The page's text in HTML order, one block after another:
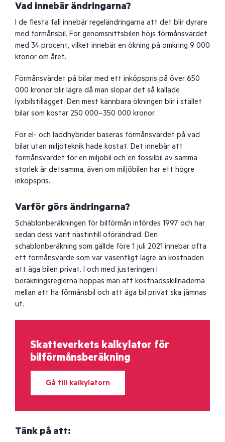
Vad innebär ändringarna?
I de flesta fall innebär regeländringarna att det blir dyrare
med förmånsbil. För genomsnittsbilen höjs förmånsvärdet
med 34 procent, vilket innebär en ökning på omkring 9 000
kronor om året.
Förmånsvärdet på bilar med ett inköpspris på över 650
000 kronor blir lägre då man slopar det så kallade
lyxbilstillägget. Den mest kännbara ökningen blir i stället
bilar som kostar 250 000–350 000 kronor.
För el- och laddhybrider baseras förmånsvärdet på vad
bilar utan miljöteknik hade kostat. Det innebär att
förmånsvärdet för en miljöbil och en fossilbil av samma
storlek är detsamma, även om miljöbilen har ett högre
inköpspris.
Varför görs ändringarna?
Schablonberäkningen för bilförmån infördes 1997 och har
sedan dess varit nästintill oförändrad. Den
schablonberäkning som gällde före 1 juli 2021 innebar ofta
ett förmånsvärde som var väsentligt lägre än kostnaden
att äga bilen privat. I och med justeringen i
beräkningsreglerna hoppas man att kostnadsskillnaderna
mellan att ha förmånsbil och att äga bil privat ska jämnas
ut.
Skatteverkets kalkylator för
bilförmånsberäkning
Gå till kalkylatorn
Tänk på att: